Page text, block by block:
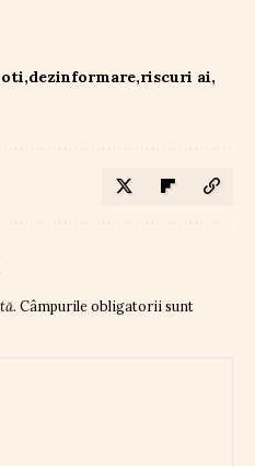
dezinformare riscuri ai
Câmpurile obligatorii sunt